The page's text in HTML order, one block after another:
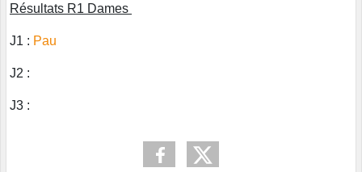
Résultats R1 Dames
J1 : Pau
J2 :
J3 :